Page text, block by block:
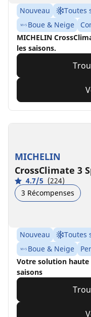
Nouveau Toutes
Boue & Neige
MICHELIN
les saisons.
MICHELIN
CrossClimate 3
4.7/5 (224)
3 Récompenses
Nouveau Toutes
Boue & Neige
Votre solution
saisons